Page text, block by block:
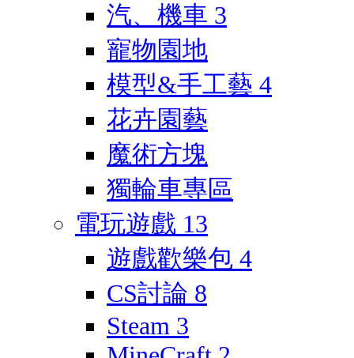
汽、機車 3
寵物園地
模型&手工藝 4
花卉園藝
魔術方塊
獨輪車專區
電玩遊戲 13
遊戲歡樂包 4
CS討論 8
Steam 3